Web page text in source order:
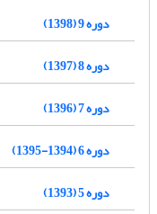
دوره 9 (1398)
دوره 8 (1397)
دوره 7 (1396)
دوره 6 (1394-1395)
دوره 5 (1393)